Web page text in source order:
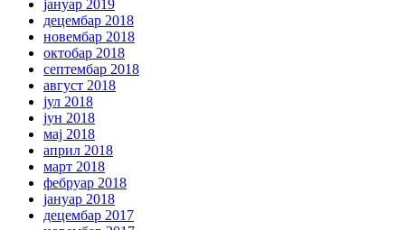
јануар 2019
децембар 2018
новембар 2018
октобар 2018
септембар 2018
август 2018
јул 2018
јун 2018
мај 2018
април 2018
март 2018
фебруар 2018
јануар 2018
децембар 2017